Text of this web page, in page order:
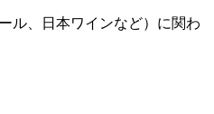
ル、日本ワインなど）に関わ